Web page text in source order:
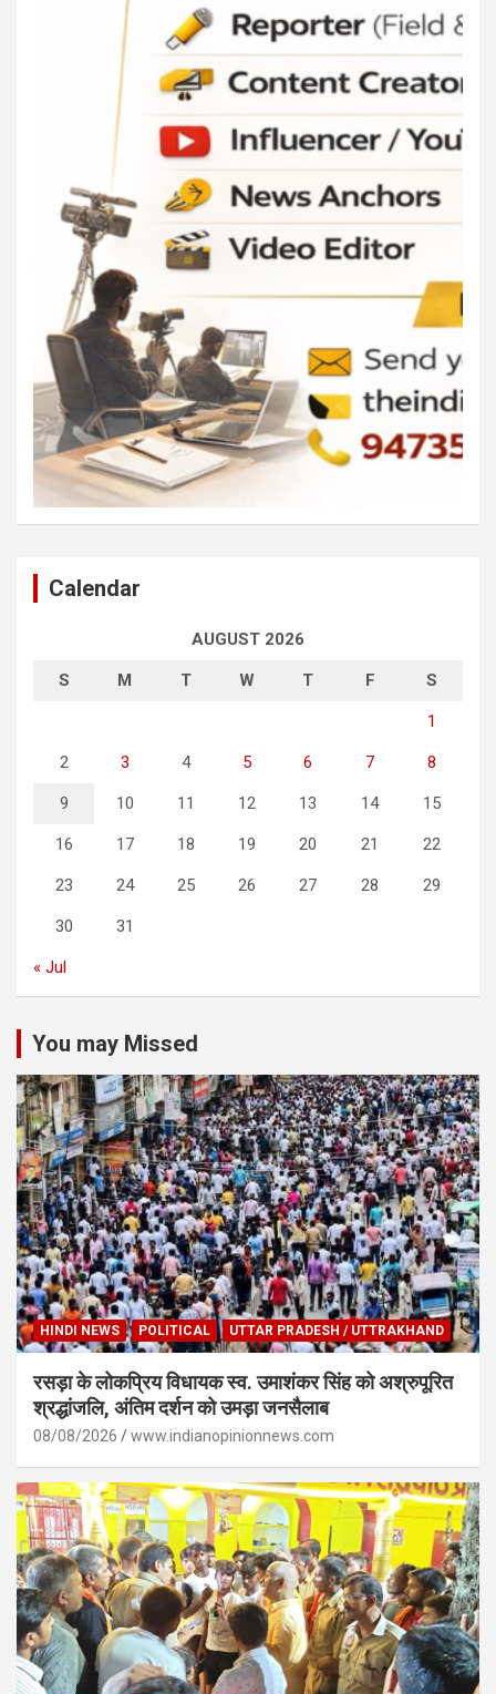
Calendar
AUGUST 2026
S M T W T F S
1
2 3 4 5 6 7 8
9 10 11 12 13 14 15
16 17 18 19 20 21 22
23 24 25 26 27 28 29
30 31
« Jul
You may Missed
HINDI NEWS POLITICAL UTTAR PRADESH / UTTRAKHAND
रसड़ा के लोकप्रिय विधायक स्व. उमाशंकर सिंह को अश्रुपूरित
श्रद्धांजलि, अंतिम दर्शन को उमड़ा जनसैलाब
08/08/2026 www.indianopinionnews.com